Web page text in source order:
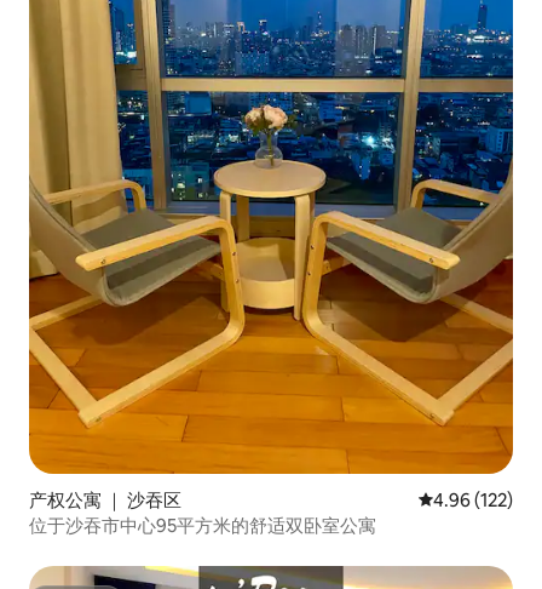
产权公寓 ｜ 沙吞区 平均评分 4.96
4.96 (122)
位于沙吞市中心95平方米的舒适双卧室公寓